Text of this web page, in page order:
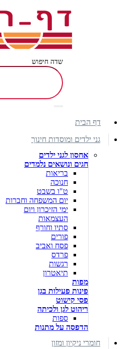
שדה חיפוש
דף הבית
גני ילדים ומוסדות חינוך
אחסון לגני ילדים
חגים ונושאים נלמדים
בריאות
חנוכה
ט"ו בשבט
יום המשפחה וחברות
ימי הזיכרון ויום
העצמאות
סתיו וחורף
פורים
פסח ואביב
פרדס
רגשות
תיאטרון
מפות
פינות פעילות בגן
פסי קישוט
ריהוט לגן ולכיתה
ספות
הדפסה על מתנות
חומרי ניקיון ומזון